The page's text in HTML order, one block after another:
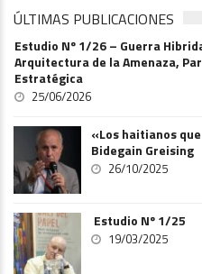
ÚLTIMAS PUBLICACIONES
Estudio Nº 1/26 – Guerra
Arquitectura de la Amenaza,
Estratégica
25/06/2026
«Los haitianos
Bidegain Greising
26/10/2025
Estudio Nº 1/25
19/03/2025